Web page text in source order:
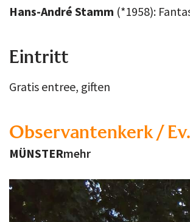
Hans-André Stamm (*1958):
Eintritt
Gratis entree, giften
Observantenkerk /
MÜNSTERmehr